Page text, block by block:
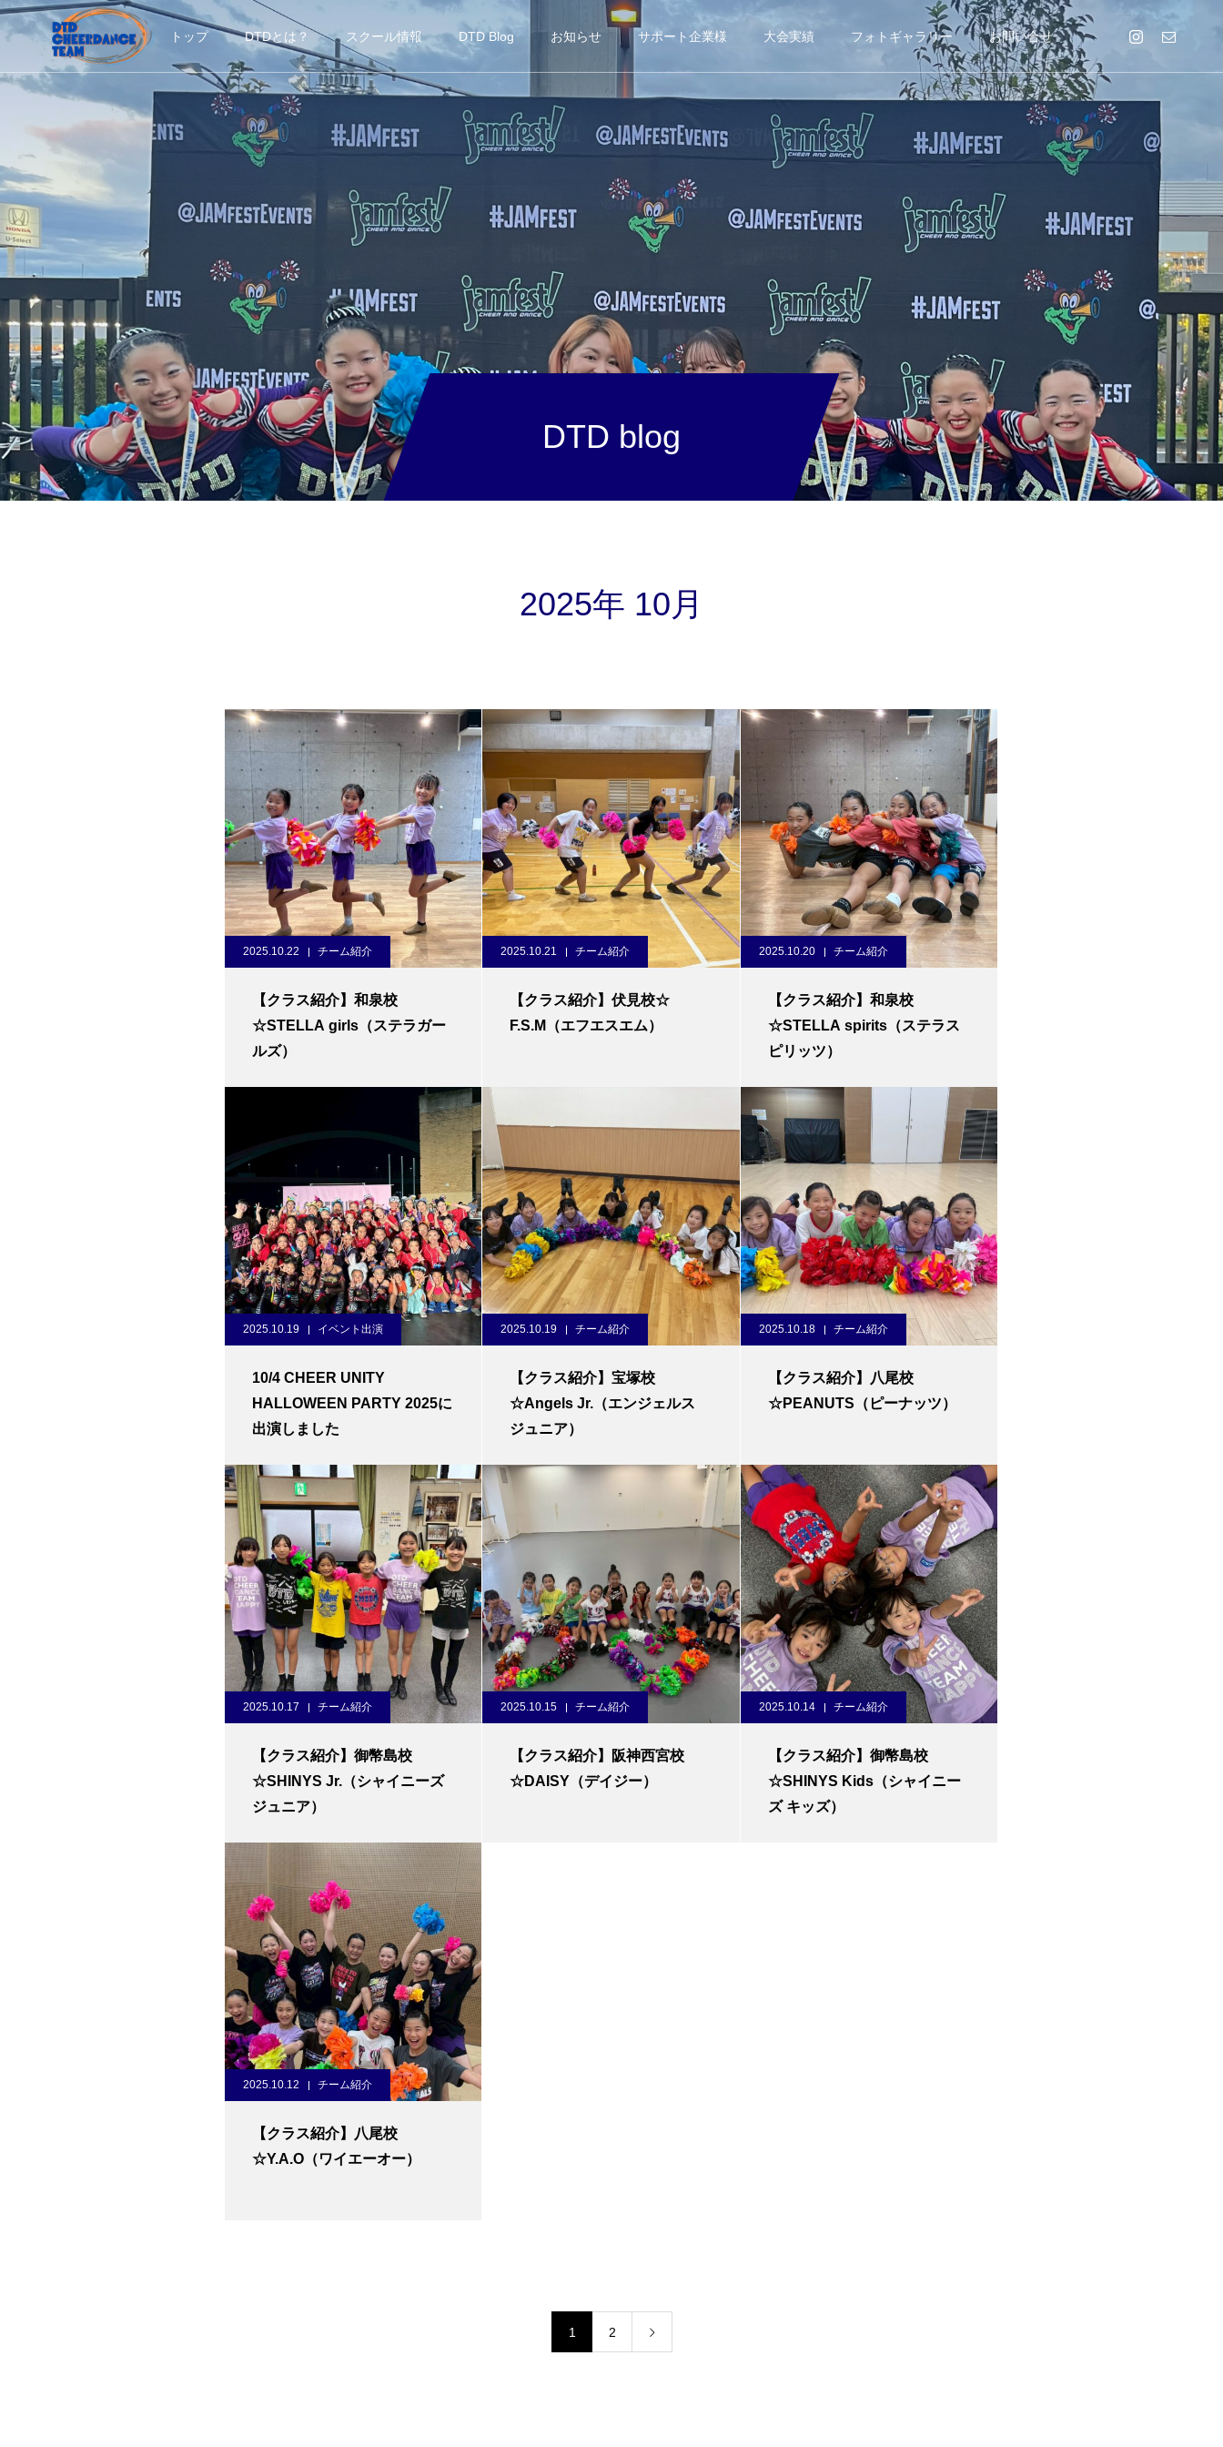
トップ DTDとは？ スクール情報 DTD Blog お知らせ サポート企業様 大会実績 フォトギャラリー お問い合せ
DTD blog
2025年 10月
2025.10.22 チーム紹介
【クラス紹介】和泉校
☆STELLA girls（ステラガー
ルズ）
2025.10.21 チーム紹介
【クラス紹介】伏見校☆
F.S.M（エフエスエム）
2025.10.20 チーム紹介
【クラス紹介】和泉校
☆STELLA spirits（ステラス
ピリッツ）
2025.10.19 イベント出演
10/4 CHEER UNITY
HALLOWEEN PARTY 2025に
出演しました
2025.10.19 チーム紹介
【クラス紹介】宝塚校
☆Angels Jr.（エンジェルス
ジュニア）
2025.10.18 チーム紹介
【クラス紹介】八尾校
☆PEANUTS（ピーナッツ）
2025.10.17 チーム紹介
【クラス紹介】御幣島校
☆SHINYS Jr.（シャイニーズ
ジュニア）
2025.10.15 チーム紹介
【クラス紹介】阪神西宮校
☆DAISY（デイジー）
2025.10.14 チーム紹介
【クラス紹介】御幣島校
☆SHINYS Kids（シャイニー
ズ キッズ）
2025.10.12 チーム紹介
【クラス紹介】八尾校
☆Y.A.O（ワイエーオー）
1 2